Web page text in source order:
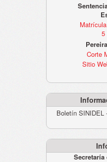
5
Corte
Sitio
Boletín SINIDEL